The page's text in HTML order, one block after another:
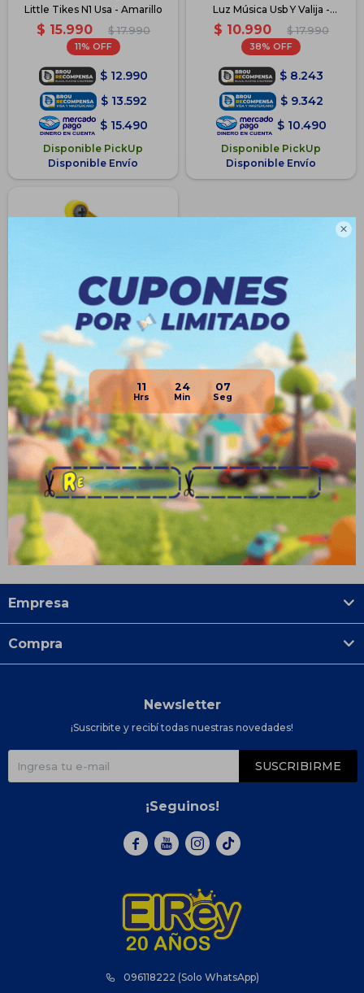

11 24 07
Little Tikes N1 Usa - Amarillo
$ 15.990 $ 17.990
11
$ 12.990
$ 13.592
$ 15.490
Disponible PickUp
Disponible Envío
Luz Música Usb Y Valija -
Amarillo
$ 10.990 $ 17.990
38
$ 8.243
$ 9.342
$ 10.490
Disponible PickUp
Disponible Envío
Vehículo Armable Juguete
Destornillador Eléctrico Sonido
- Grua
$ 790 $ 1.090 27
$ 593
$ 672
$ 711
Disponible PickUp
Disponible Envío
096118222 (Solo WhatsApp)
Empresa
Compra
Newsletter
¡Suscribite y recibí todas nuestras novedades!
SUSCRIBIRME
¡Seguinos!
  